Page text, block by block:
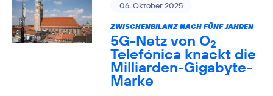
06. Oktober 2025
ZWISCHENBILANZ NACH FÜNF JAHREN
5G-Netz von O2
Telefónica knackt die
Milliarden-Gigabyte-
Marke